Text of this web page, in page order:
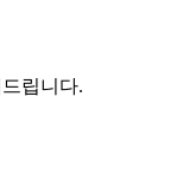
립니다.